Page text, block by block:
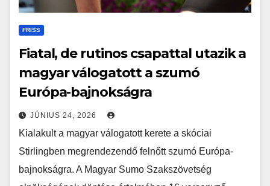
FRISS
Fiatal, de rutinos csapattal utazik a
magyar válogatott a szumó
Európa-bajnokságra
JÚNIUS 24, 2026
Kialakult a magyar válogatott kerete a skóciai
Stirlingben megrendezendő felnőtt szumó Európa-
bajnokságra. A Magyar Sumo Szakszövetség